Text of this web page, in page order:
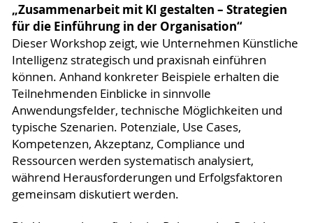
„Zusammenarbeit mit KI gestalten – Strategien
für die Einführung in der Organisation“
Dieser Workshop zeigt, wie Unternehmen Künstliche
Intelligenz strategisch und praxisnah einführen
können. Anhand konkreter Beispiele erhalten die
Teilnehmenden Einblicke in sinnvolle
Anwendungsfelder, technische Möglichkeiten und
typische Szenarien. Potenziale, Use Cases,
Kompetenzen, Akzeptanz, Compliance und
Ressourcen werden systematisch analysiert,
während Herausforderungen und Erfolgsfaktoren
gemeinsam diskutiert werden.